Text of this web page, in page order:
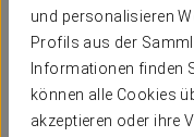
und personalisieren
Profils aus der
Informationen finden
können alle Cookies
akzeptieren oder ihre
Die Zimmer im4 Sterne-
zahlreiche
bequem und angenehm
Heizung, Schreibtisch,